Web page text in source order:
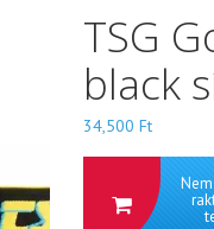
TSG
black
34,500Ft